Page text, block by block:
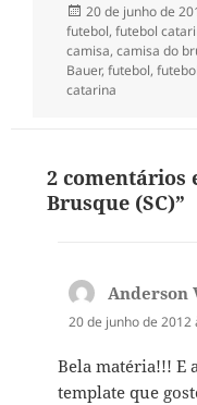
Publicado
em
20 de junho de
futebol,futebol
camisa,camisa do
Bauer,futebol,
catarina
2 comentários
Brusque (SC)”
Anderson
20 de junho de 2012
Bela matéria!!! E
template que